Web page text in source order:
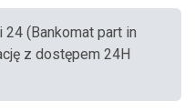
24 (Bankomat part in
z dostępem 24H